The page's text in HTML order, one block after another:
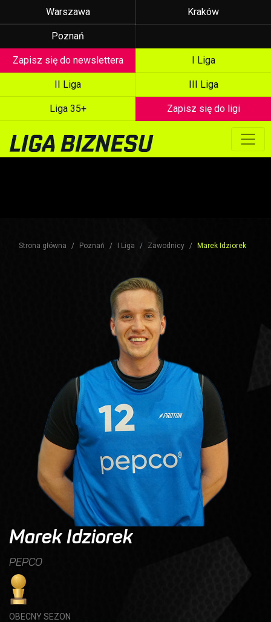
Warszawa Kraków
Poznań
Zapisz się do newslettera I Liga
II Liga III Liga
Liga 35+ Zapisz się do ligi
Strona główna Poznań I Liga Zawodnicy Marek Idziorek
Marek Idziorek
PEPCO
OBECNY SEZON